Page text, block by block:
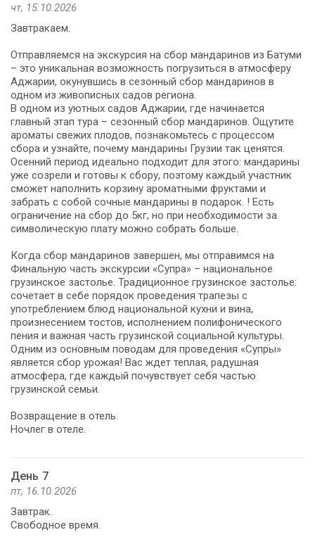
чт, 15.10.2026
Завтракаем.
Отправляемся на экскурсия на сбор мандаринов из Батуми
– это уникальная возможность погрузиться в атмосферу
Аджарии, окунувшись в сезонный сбор мандаринов в
одном из живописных садов региона.
В одном из уютных садов Аджарии, где начинается
главный этап тура – сезонный сбор мандаринов. Ощутите
ароматы свежих плодов, познакомьтесь с процессом
сбора и узнайте, почему мандарины Грузии так ценятся.
Осенний период идеально подходит для этого: мандарины
уже созрели и готовы к сбору, поэтому каждый участник
сможет наполнить корзину ароматными фруктами и
забрать с собой сочные мандарины в подарок. ! Есть
ограничение на сбор до 5кг, но при необходимости за
символическую плату можно собрать больше.
Когда сбор мандаринов завершен, мы отправимся на
Финальную часть экскурсии «Супра» – национальное
грузинское застолье. Традиционное грузинское застолье:
сочетает в себе порядок проведения трапезы с
употреблением блюд национальной кухни и вина,
произнесением тостов, исполнением полифонического
пения и важная часть грузинской социальной культуры.
Одним из основным поводам для проведения «Супры»
является сбор урожая! Вас ждет теплая, радушная
атмосфера, где каждый почувствует себя частью
грузинской семьи.
Возвращение в отель.
Ночлег в отеле.
День 7
пт, 16.10.2026
Завтрак.
Свободное время.